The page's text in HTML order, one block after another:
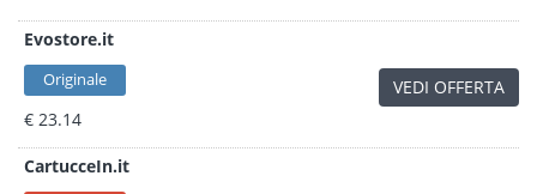
Evostore.it
Originale
€ 23.14
VEDI OFFERTA
CartucceIn.it